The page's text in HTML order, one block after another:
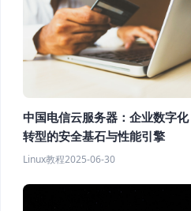
中国电信云服务器：企业数字化
转型的安全基石与性能引擎
Linux教程2025-06-30